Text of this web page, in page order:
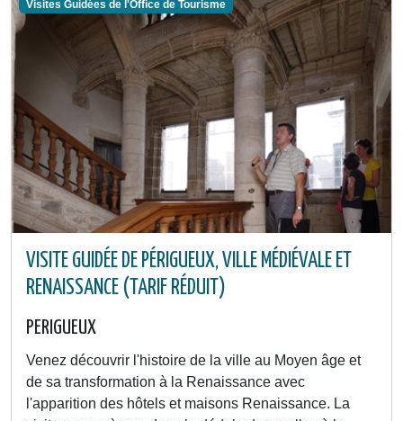
Visites Guidées de l'Office de Tourisme
VISITE GUIDÉE DE PÉRIGUEUX, VILLE MÉDIÉVALE ET
RENAISSANCE (TARIF RÉDUIT)
PERIGUEUX
Venez découvrir l'histoire de la ville au Moyen âge et
de sa transformation à la Renaissance avec
l'apparition des hôtels et maisons Renaissance. La